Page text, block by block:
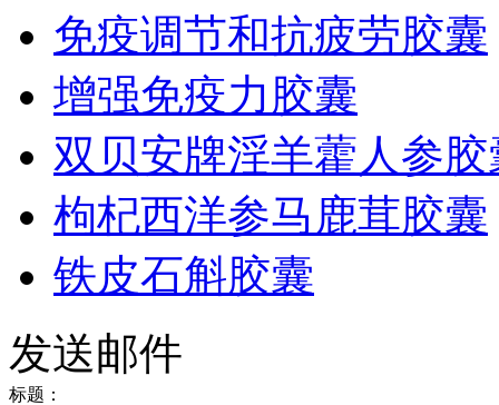
免疫调节和抗疲劳胶囊
增强免疫力胶囊
双贝安牌淫羊藿人参
枸杞西洋参马鹿茸胶囊
铁皮石斛胶囊
发送邮件
标题：